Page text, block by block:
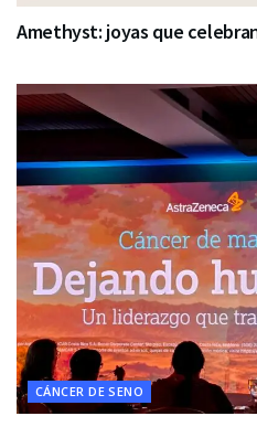
Amethyst: joyas que
CÁNCER DE SENO